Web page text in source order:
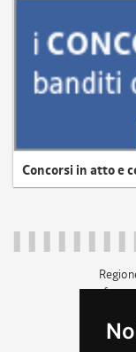
Concorsi in atto e
c.f.